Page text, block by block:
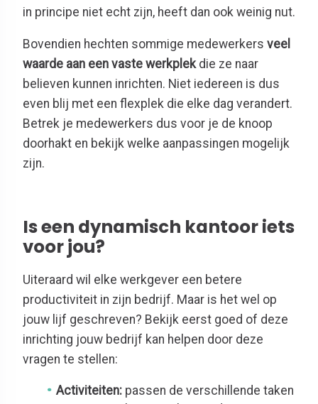
in principe niet echt zijn, heeft dan ook weinig nut.
Bovendien hechten sommige medewerkers veel
waarde aan een vaste werkplekdie ze naar
believen kunnen inrichten. Niet iedereen is dus
even blij met een flexplek die elke dag verandert.
Betrek je medewerkers dus voor je de knoop
doorhakt en bekijk welke aanpassingen mogelijk
zijn.
Is een dynamisch kantoor iets
voor jou?
Uiteraard wil elke werkgever een betere
productiviteit in zijn bedrijf. Maar is het wel op
jouw lijf geschreven? Bekijk eerst goed of deze
inrichting jouw bedrijf kan helpen door deze
vragen te stellen:
Activiteiten: passen de verschillende taken